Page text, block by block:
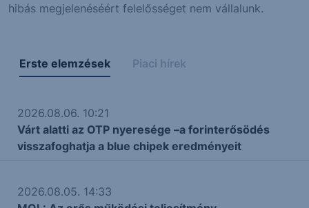
hibás megjelenéséért felelősséget nem vállalunk.
Erste elemzések Piaci hírek
2026.08.06. 10:21
Várt alatti az OTP nyeresége –a forinterősödés
visszafoghatja a blue chipek eredményeit
2026.08.05. 14:33